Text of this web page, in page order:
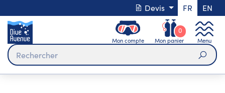
Devis FR EN
Mon compte Mon panier
0
Menu